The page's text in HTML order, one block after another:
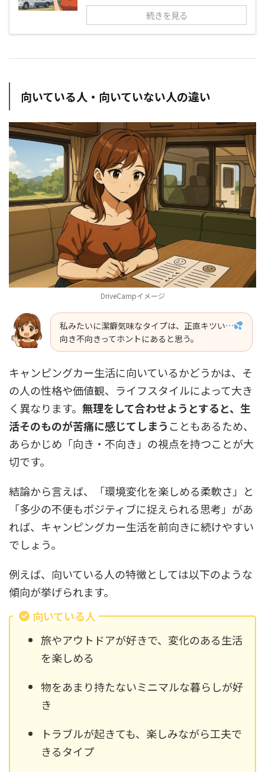
続きを見る
向いている人・向いていない人の違い
DriveCampイメージ
私みたいに潔癖気味なタイプは、正直キツい…
向き不向きってホントにあると思う。
キャンピングカー生活に向いているかどうかは、そ
の人の性格や価値観、ライフスタイルによって大き
く異なります。 無理をして合わせようとすると、生
活そのものが苦痛に感じてしまう こともあるため、
あらかじめ「向き・不向き」の視点を持つことが大
切です。
結論から言えば、「環境変化を楽しめる柔軟さ」と
「多少の不便もポジティブに捉えられる思考」があ
れば、キャンピングカー生活を前向きに続けやすい
でしょう。
例えば、向いている人の特徴としては以下のような
傾向が挙げられます。
向いている人
旅やアウトドアが好きで、変化のある生活
を楽しめる
物をあまり持たないミニマルな暮らしが好
き
トラブルが起きても、楽しみながら工夫で
きるタイプ